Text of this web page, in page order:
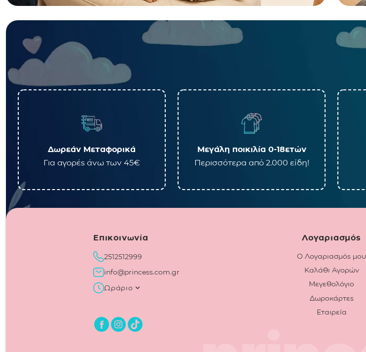
Δωρεάν Μεταφορικά
Για αγορές άνω των 45€
Μεγάλη ποικιλία 0-18ετών
Περισσότερα από 2.000 είδη!
Επικοινωνία
2512512999
info@princess.com.gr
Ωράριο
Λογαριασμός
Ο Λογαριασμός μου
Καλάθι Αγορών
Μεγεθολόγιο
Δωροκάρτες
Εταιρεία